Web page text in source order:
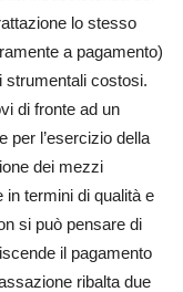
lo stesso
a pagamento)
strumentali costosi.
di fronte ad un
per l’esercizio della
dei mezzi
termini di qualità e
si può pensare di
il pagamento
ribalta due